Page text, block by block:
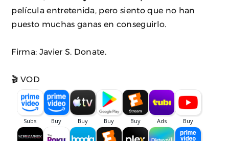
película entretenida, pero siento que no han
puesto muchas ganas en conseguirlo.
Firma: Javier S. Donate.
🎬 VOD